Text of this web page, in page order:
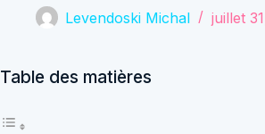
Levendoski Michal juillet
Table des matières